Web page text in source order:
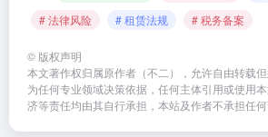
# 法律风险
# 租赁法规 # 税务备案
© 版权声明
本文著作权归属原作者（不二），允许自由转载
为任何专业领域决策依据，任何主体引用或使用
济等责任均由其自行承担，本站及作者不承担任何